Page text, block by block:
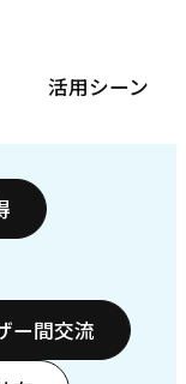
活用シーン
ー間交流